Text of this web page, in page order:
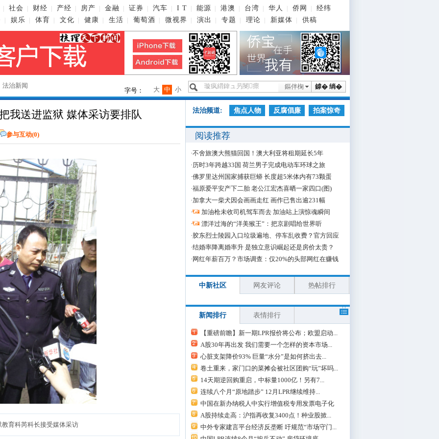
社会 财经 产经 房产 金融 证券 汽车 I T 能源 港澳 台湾 华人 侨网
经纬
娱乐 体育 文化 健康 生活 葡萄酒 微视界 演出 专题 理论 新媒体 供稿
法治新闻 鎼� 绱�
鏂伴椈
字号： 小
中
大
我送进监狱 媒体采访要排队
参与互动(0)
教育科芮科长接受媒体采访
法治频道: 焦点人物 反腐倡廉 拍案惊奇
阅读推荐
·不舍旅澳大熊猫回国！澳大利亚将租期延长5年
·历时3年跨越33国 荷兰男子完成电动车环球之旅
·佛罗里达州国家捕获巨蟒 长度超5米体内有73颗蛋
·福原爱平安产下二胎 老公江宏杰喜晒一家四口(图)
·加拿大一柴犬因会画画走红 画作已售出逾231幅
·
加油枪未收司机驾车而去 加油站上演惊魂瞬间
·
漂洋过海的“洋美猴王”：把京剧唱给世界听
·胶东烈士陵园入口垃圾遍地、停车乱收费？官方回应
·结婚率降离婚率升 是独立意识崛起还是房价太贵？
· 网红年薪百万？市场调查：仅20%的头部网红在赚钱
中新社区 网友评论 热帖排行
新闻排行 表情排行
【重磅前瞻】新一期LPR报价将公布；欧盟启动...
A股30年再出发 我们需要一个怎样的资本市场...
心脏支架降价93% 巨量“水分”是如何挤出去...
卷土重来，家门口的菜摊会被社区团购“玩”坏吗...
14天期逆回购重启，中标量1000亿！另有7...
连续八个月“原地踏步” 12月LPR继续维持...
中国在新办纳税人中实行增值税专用发票电子化
A股持续走高：沪指再收复3400点！种业股掀...
中外专家建言平台经济反垄断 吁规范“市场守门...